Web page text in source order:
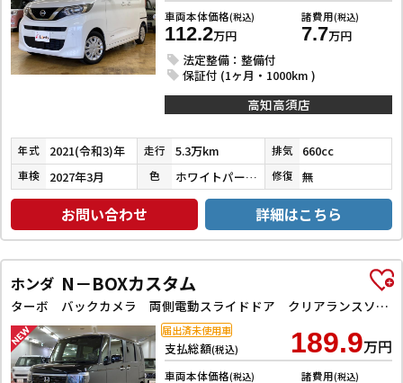
車両本体価格(税込)
112.2万円
諸費用(税込)
7.7万円
法定整備：整備付
保証付 (1ヶ月・1000km )
高知高須店
年式 2021(令和3)年 走行 5.3万km 排気 660cc
車検 2027年3月 色 ホワイトパール３コートパール 修復 無
お問い合わせ 詳細はこちら
ホンダ N－BOXカスタム
ターボ バックカメラ 両側電動スライドドア クリアランスソナー オートクルーズコントロール レーンアシスト 衝突被害軽減システム オートライト LEDヘッドランプ スマートキー アイドリングストップ
支払総額(税込) 189.9万円
車両本体価格(税込) 諸費用(税込)
届出済未使用車